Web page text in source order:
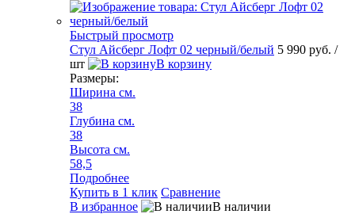
Быстрый просмотр
Стул Айсберг Лофт 02 черный/белый 5 990 руб. /
шт
В корзину
Размеры:
Ширина см.
38
Глубина см.
38
Высота см.
58,5
Подробнее
Купить в 1 клик Сравнение
В избранное
В наличии